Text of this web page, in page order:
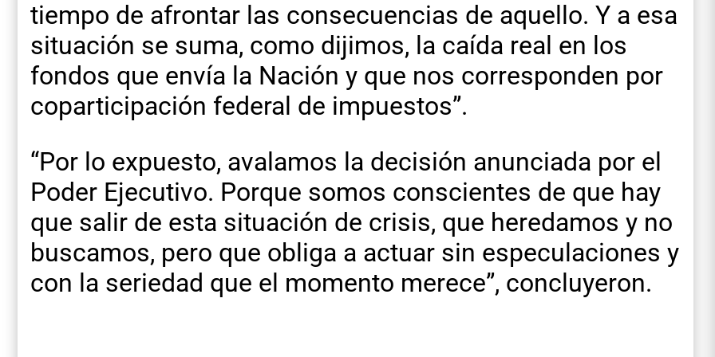
tiempo de afrontar las consecuencias de aquello. Y a esa
situación se suma, como dijimos, la caída real en los
fondos que envía la Nación y que nos corresponden por
coparticipación federal de impuestos”.
“Por lo expuesto, avalamos la decisión anunciada por el
Poder Ejecutivo. Porque somos conscientes de que hay
que salir de esta situación de crisis, que heredamos y no
buscamos, pero que obliga a actuar sin especulaciones y
con la seriedad que el momento merece”, concluyeron.